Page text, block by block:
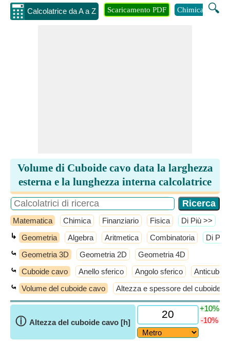
Calcolatrice da A a Z 🔍
Scaricamento PDF Chimica
Volume di Cuboide cavo data la larghezza
esterna e la lunghezza interna calcolatrice
Matematica Chimica Finanziario Fisica ​Di Più >>
↳ Geometria Algebra Aritmetica Combinatoria ​Di Più
⤿ Geometria 3D Geometria 2D Geometria 4D
⤿ Cuboide cavo Anello sferico Angolo sferico Anticube
⤿ Volume del cuboide cavo Altezza e spessore del cuboide
ⓘ Altezza del cuboide cavo [h]
+10%
-10%